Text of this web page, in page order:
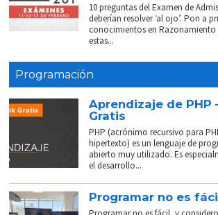
10 preguntas del Examen de
deberían resolver ‘al ojo’. Pon a
conocimientos en Razonamiento
estas...
Programación
Aprendizaje de PHP
Gratis
PHP (acrónimo recursivo para
hipertexto) es un lenguaje de
abierto muy utilizado. Es
el desarrollo...
Programar no es